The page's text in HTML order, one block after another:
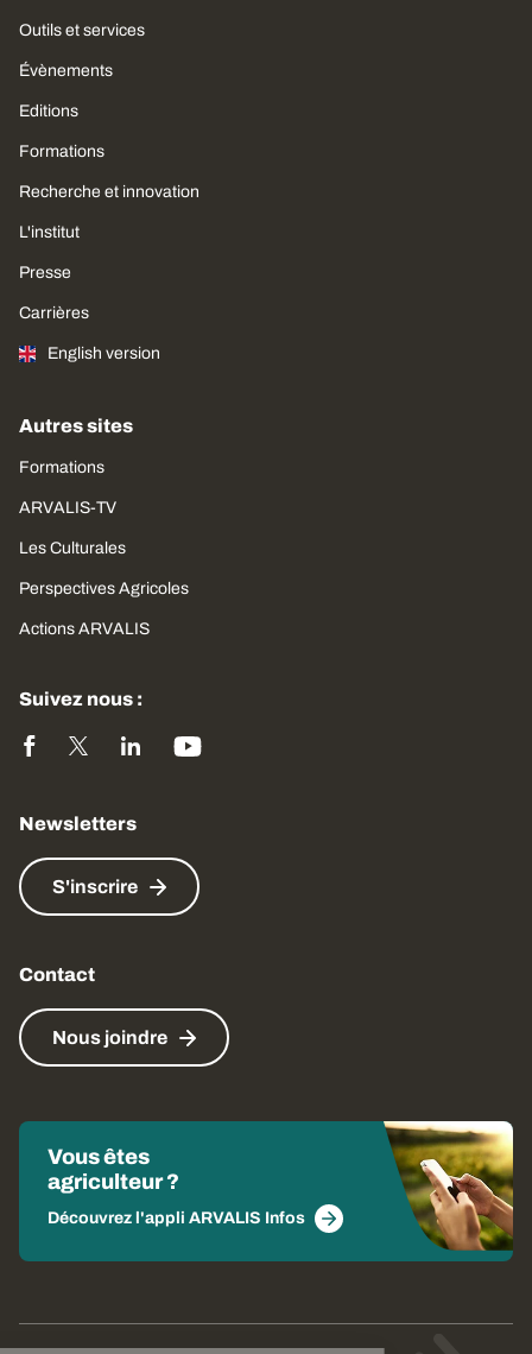
Outils et services
Évènements
Editions
Formations
Recherche et innovation
L'institut
Presse
Carrières
English version
Autres sites
Formations
ARVALIS-TV
Les Culturales
Perspectives Agricoles
Actions ARVALIS
Suivez nous :
Newsletters
S'inscrire
Contact
Nous joindre
Vous êtes
agriculteur ?
Découvrez l'appli ARVALIS Infos